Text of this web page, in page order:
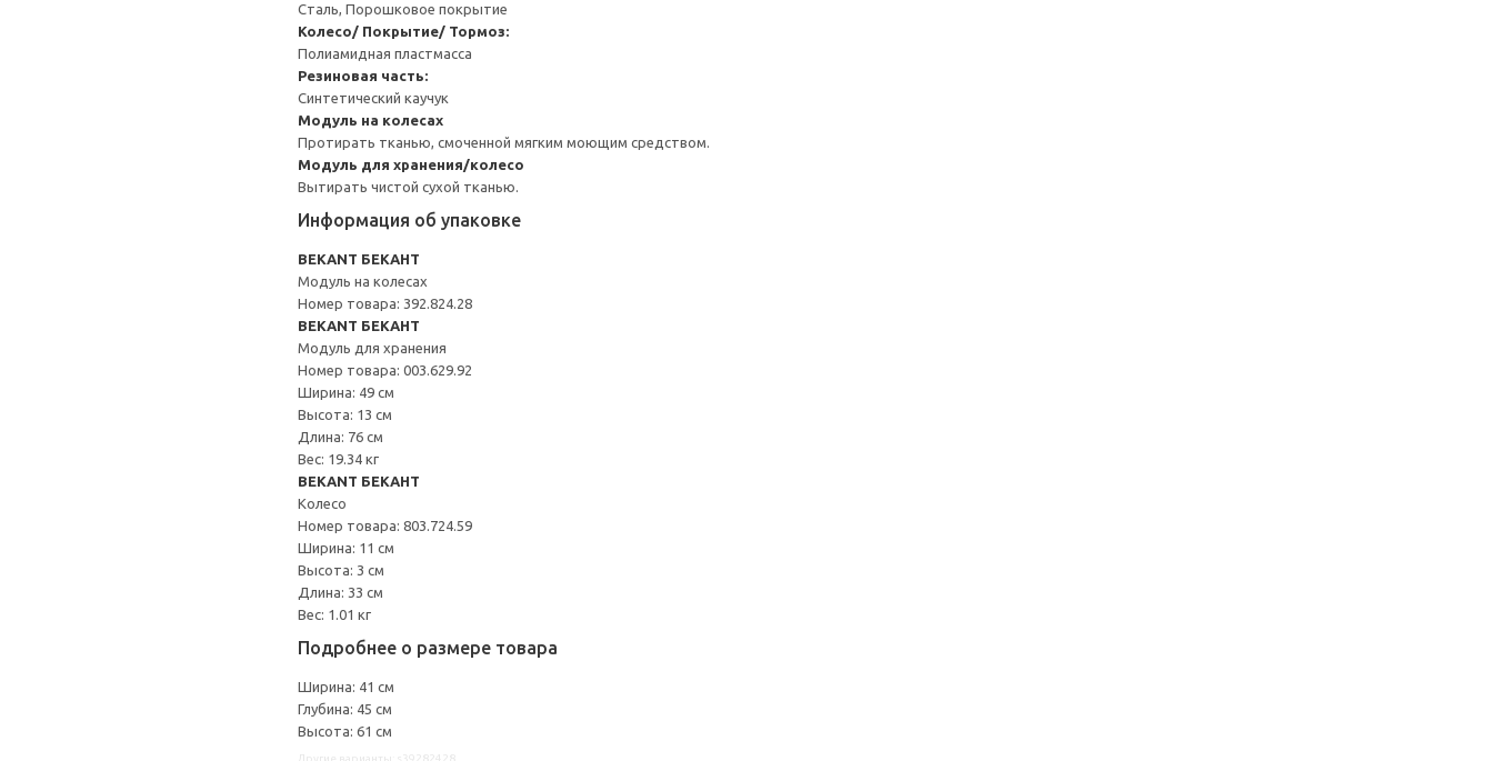
Сталь, Порошковое покрытие
Колесо/ Покрытие/ Тормоз:
Полиамидная пластмасса
Резиновая часть:
Синтетический каучук
Модуль на колесах
Протирать тканью, смоченной мягким моющим средством.
Модуль для хранения/колесо
Вытирать чистой сухой тканью.
Информация об упаковке
BEKANT БЕКАНТ
Модуль на колесах
Номер товара: 392.824.28
BEKANT БЕКАНТ
Модуль для хранения
Номер товара: 003.629.92
Ширина: 49 см
Высота: 13 см
Длина: 76 см
Вес: 19.34 кг
BEKANT БЕКАНТ
Колесо
Номер товара: 803.724.59
Ширина: 11 см
Высота: 3 см
Длина: 33 см
Вес: 1.01 кг
Подробнее о размере товара
Ширина: 41 см
Глубина: 45 см
Высота: 61 см